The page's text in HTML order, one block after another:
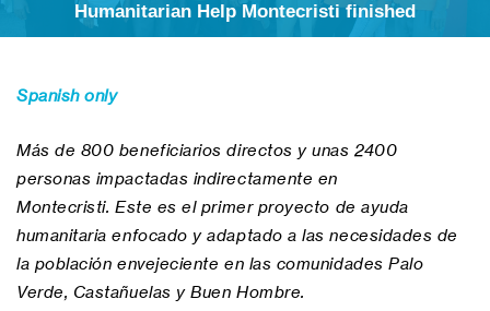
Humanitarian Help Montecristi finished
Spanish only
Más de 800 beneficiarios directos y unas 2400
personas impactadas indirectamente en
Montecristi.Este es el primer proyecto de ayuda
humanitaria enfocado y adaptado a las necesidades de
la población envejeciente en las comunidades Palo
Verde, Castañuelas y Buen Hombre.